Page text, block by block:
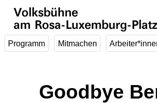
Volksbühne
am Rosa-Luxemburg-Platz
Programm Mitmachen
Goodbye